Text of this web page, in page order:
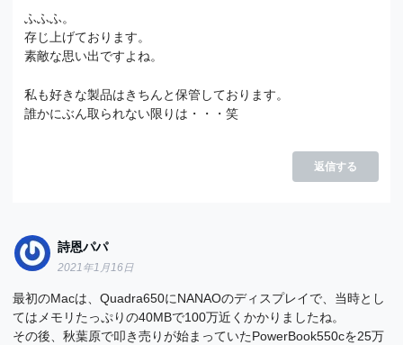
ふふふ。
存じ上げております。
素敵な思い出ですよね。
私も好きな製品はきちんと保管しております。
誰かにぶん取られない限りは・・・笑
返信する
詩恩パパ
2021年1月16日
最初のMacは、Quadra650にNANAOのディスプレイで、当時とし
てはメモリたっぷりの40MBで100万近くかかりましたね。
その後、秋葉原で叩き売りが始まっていたPowerBook550cを25万